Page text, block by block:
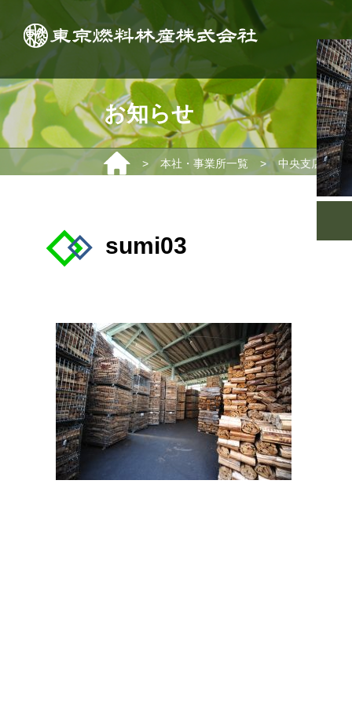
お知らせ
> 本社・事業所一覧 > 中央支店 >
sumi03